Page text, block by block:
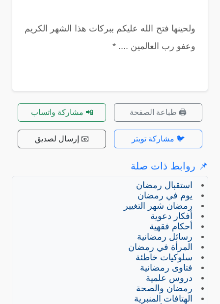
ولحينها فتح الله عليكم ببركات هذا الشهر الكريم
وعفو رب العالمين .... *
🖨️ طباعة الصفحة 📲 مشاركة واتساب
🐦 مشاركة تويتر 📧 إرسال لصديق
📌 روابط ذات صلة
استقبال رمضان
يوم في رمضان
رمضان شهر التغيير
أفكار دعوية
أحكام فقهية
رسائل رمضانية
المرأة في رمضان
سلوكيات خاطئة
فتاوى رمضانية
دروس علمية
رمضان والصحة
الهتافات المنبرية